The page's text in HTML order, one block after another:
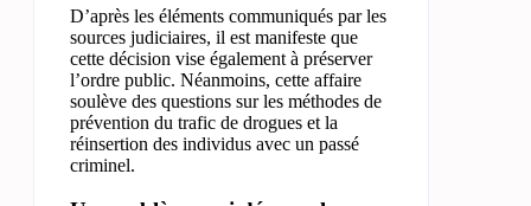
D’après les éléments communiqués par les
sources judiciaires, il est manifeste que
cette décision vise également à préserver
l’ordre public. Néanmoins, cette affaire
soulève des questions sur les méthodes de
prévention du trafic de drogues et la
réinsertion des individus avec un passé
criminel.